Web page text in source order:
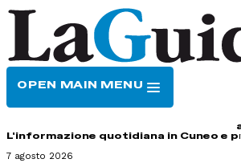
OPEN MAIN MENU
L'informazione quotidiana in Cuneo e
7 agosto 2026